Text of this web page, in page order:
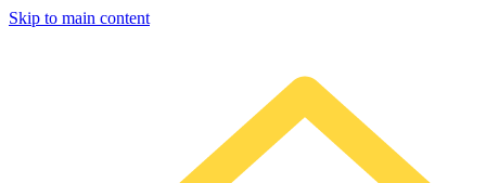
Skip to main content